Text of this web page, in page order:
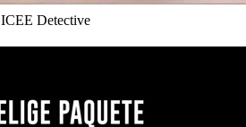
ICEE Detective